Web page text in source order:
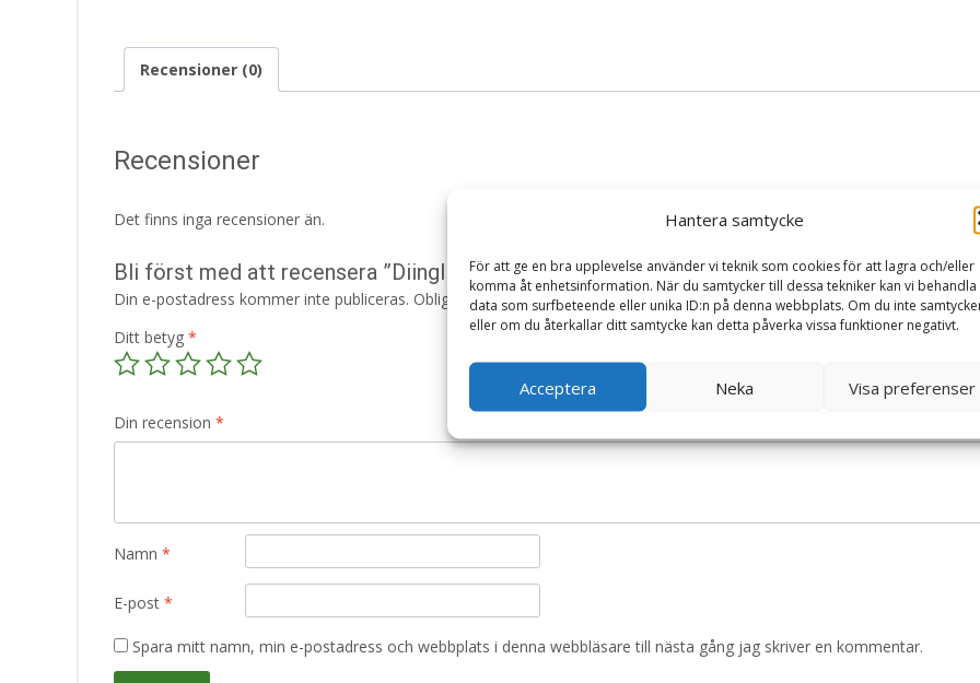
Hantera samtycke
För att ge en bra upplevelse använder vi teknik som cookies för att lagra och/eller
komma åt enhetsinformation. När du samtycker till dessa tekniker kan vi behandla
data som surfbeteende eller unika ID:n på denna webbplats. Om du inte
eller om du återkallar ditt samtycke kan detta påverka vissa funktioner negativt.
Acceptera Neka Visa preferenser
Recensioner (0)
Recensioner
Det finns inga recensioner än.
Bli först med att recensera ”Diinglisar Skallra, Nalle – Teddykompaniet Nallar & Gosedjur”
Din e-postadress kommer inte publiceras. Obligatoriska fält är märkta*
Ditt betyg *
Din recension *
Namn *
E-post *
Spara mitt namn, min e-postadress och webbplats i denna webbläsare till nästa gång jag skriver en kommentar.